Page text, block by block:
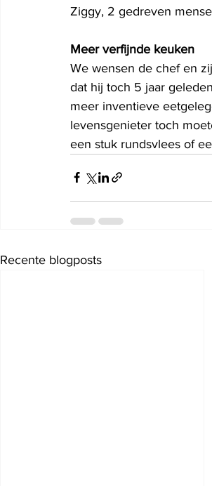
Ziggy, 2 gedreven
Meer verfijnde keuken
We wensen de chef en
dat hij toch 5 jaar
meer inventieve
levensgenieter toch
een stuk rundsvlees of
Recente blogposts